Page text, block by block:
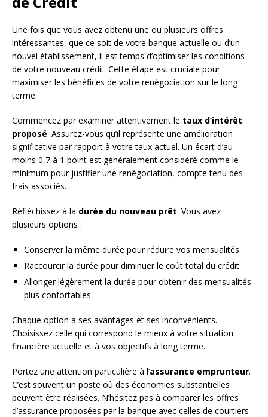
Une fois que vous avez obtenu une ou plusieurs offres
intéressantes, que ce soit de votre banque actuelle ou d’un
nouvel établissement, il est temps d’optimiser les conditions
de votre nouveau crédit. Cette étape est cruciale pour
maximiser les bénéfices de votre renégociation sur le long
terme.
Commencez par examiner attentivement le taux d’intérêt
proposé. Assurez-vous qu’il représente une amélioration
significative par rapport à votre taux actuel. Un écart d’au
moins 0,7 à 1 point est généralement considéré comme le
minimum pour justifier une renégociation, compte tenu des
frais associés.
Réfléchissez à la durée du nouveau prêt. Vous avez
plusieurs options :
Conserver la même durée pour réduire vos mensualités
Raccourcir la durée pour diminuer le coût total du crédit
Allonger légèrement la durée pour obtenir des mensualités
plus confortables
Chaque option a ses avantages et ses inconvénients.
Choisissez celle qui correspond le mieux à votre situation
financière actuelle et à vos objectifs à long terme.
Portez une attention particulière à l’assurance emprunteur.
C’est souvent un poste où des économies substantielles
peuvent être réalisées. N’hésitez pas à comparer les offres
d’assurance proposées par la banque avec celles de courtiers